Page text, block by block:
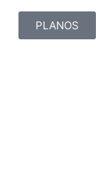
PLANOS